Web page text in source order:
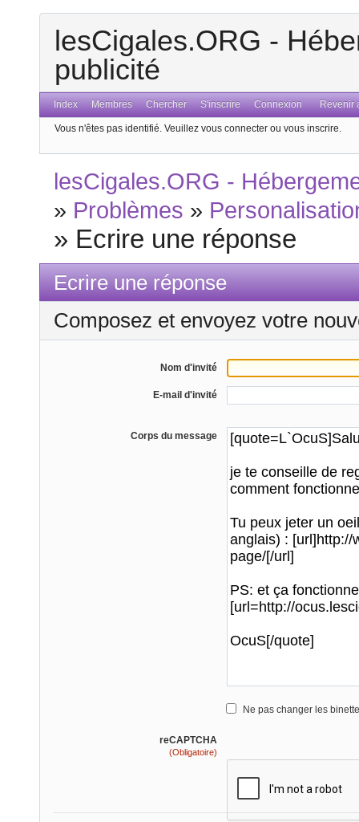
lesCigales.ORG -
publicité
Index Membres Chercher S'inscrire Connexion Revenir
Vous n'êtes pas identifié. Veuillez vous connecter ou vous inscrire.
lesCigales.ORG -
» Problèmes »
» Ecrire une réponse
Ecrire une réponse
Composez et envoyez votre
Nom d'invité
E-mail d'invité
Corps du message
Ne pas changer les
reCAPTCHA
(Obligatoire)